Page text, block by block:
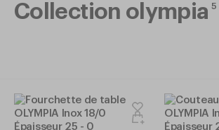
Collection olympia 5